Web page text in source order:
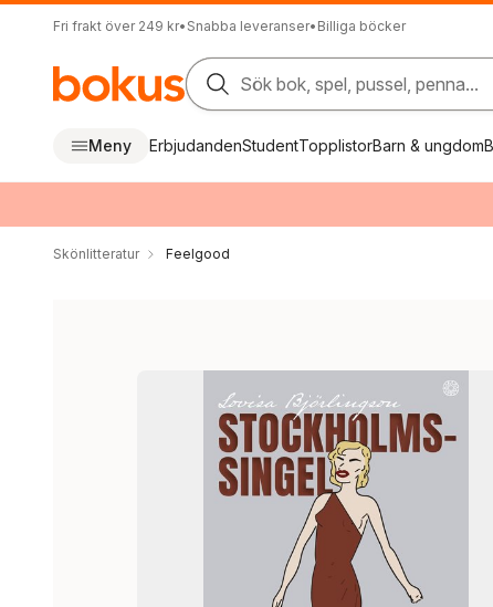
Fri frakt över 249 kr• Snabba leveranser• Billiga böcker
Sök bok, spel, pussel, penna...
Meny ErbjudandenStudentTopplistorBarn & ungdom
Skönlitteratur Feelgood